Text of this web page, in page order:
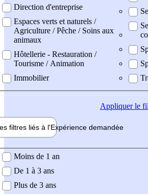
Direction d'entreprise
Espaces verts et naturels /
Agriculture / Pêche / Soins aux
animaux
Hôtellerie - Restauration /
Tourisme / Animation
Immobilier
Appliquerle
filtres liés à l'Expérience demandée
demandée
Moins de 1 an
De 1 à 3 ans
Plus de 3 ans